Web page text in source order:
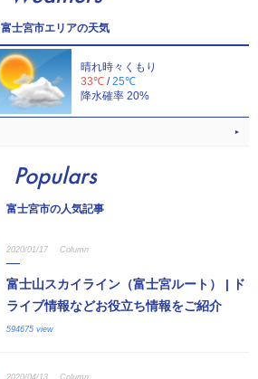
富士宮市エリアの天気
晴れ時々くもり
33℃ /25℃
降水確率 20%
Populars
富士宮市の人気記事
2020/01/17 Column
富士山スカイライン（富士宮ルート） | ド
ライブ情報などお役立ち情報をご紹介
594675 view
2020/04/13 Column